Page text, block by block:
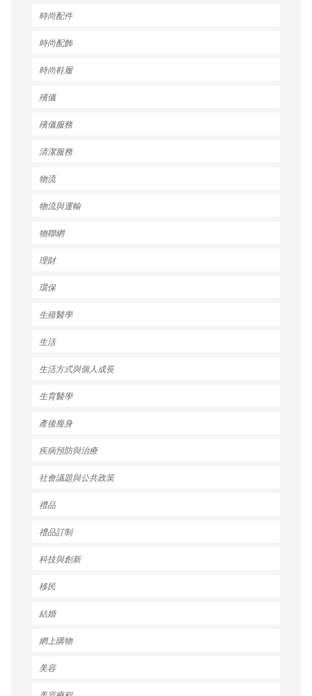
時尚配件
時尚配飾
時尚鞋履
殯儀
殯儀服務
清潔服務
物流
物流與運輸
物聯網
理財
環保
生殖醫學
生活
生活方式與個人成長
生育醫學
產後瘦身
疾病預防與治療
社會議題與公共政策
禮品
禮品訂制
科技與創新
移民
結婚
網上購物
美容